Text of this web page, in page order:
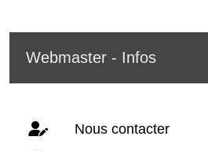
Webmaster - Infos
Nous contacter